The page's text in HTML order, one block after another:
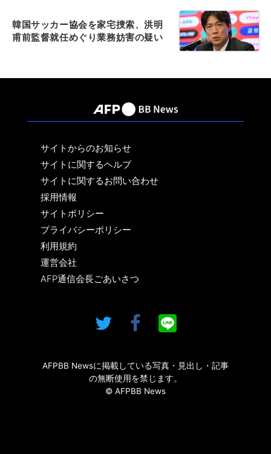
韓国サッカー協会を家宅捜索、洪明
甫前監督就任めぐり業務妨害の疑い
サイトからのお知らせ
サイトに関するヘルプ
サイトに関するお問い合わせ
採用情報
サイトポリシー
プライバシーポリシー
利用規約
運営会社
AFP通信会長ごあいさつ
AFPBB Newsに掲載している写真・見出し・記事
の無断使用を禁じます。
© AFPBB News